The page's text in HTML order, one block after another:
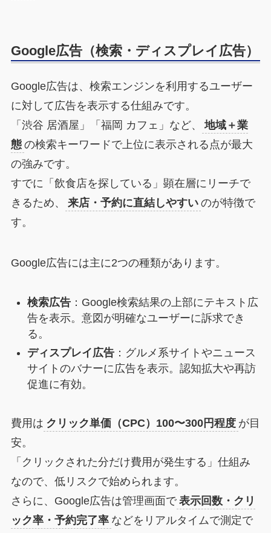
Google広告（検索・ディスプレイ広告）
Google広告は、検索エンジンを利用するユーザー
に対して広告を表示する仕組みです。
「渋谷 居酒屋」「福岡 カフェ」など、
地域＋業
態 の検索キーワードで上位に表示される点が最大
の強みです。
すでに「飲食店を探している」顕在層にリーチで
きるため、
来店・予約に直結しやすい のが特徴で
す。
Google広告には主に2つの種類があります。
検索広告：Google検索結果の上部にテキスト広
告を表示。意図が明確なユーザーに訴求でき
る。
ディスプレイ広告：グルメ系サイトやニュース
サイトのバナーに広告を表示。認知拡大や再訪
促進に有効。
費用は クリック単価（CPC）100〜300円程度 が目
安。
「クリックされた分だけ費用が発生する」仕組み
なので、低リスクで始められます。
さらに、Google広告は管理画面で 表示回数・クリ
ック率・予約完了率 などをリアルタイムで測定で